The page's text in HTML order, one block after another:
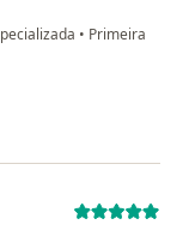
• Primeira